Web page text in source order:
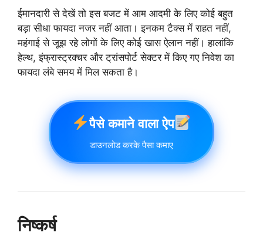
ईमानदारी से देखें तो इस बजट में आम आदमी के लिए कोई बहुत
बड़ा सीधा फायदा नजर नहीं आता। इनकम टैक्स में राहत नहीं,
महंगाई से जूझ रहे लोगों के लिए कोई खास ऐलान नहीं। हालांकि
हेल्थ, इंफ्रास्ट्रक्चर और ट्रांसपोर्ट सेक्टर में किए गए निवेश का
फायदा लंबे समय में मिल सकता है।
पैसे कमाने वाला ऐप
डाउनलोड करके पैसा कमाए
निष्कर्ष